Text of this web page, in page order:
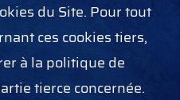
du Site. Pour tout
ces cookies tiers,
à la politique de
tierce concernée.